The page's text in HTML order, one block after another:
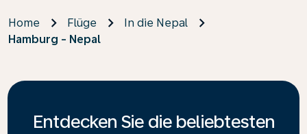
Home Flüge
In die Nepal
Hamburg - Nepal
Entdecken Sie die beliebtesten